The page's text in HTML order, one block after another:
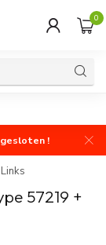
0
gesloten !
57219 +